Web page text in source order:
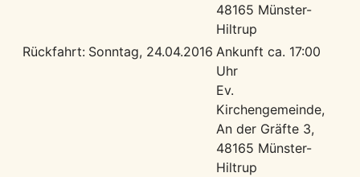
48165 Münster-
Hiltrup
Rückfahrt: Sonntag, 24.04.2016 Ankunft ca. 17:00
Uhr
Ev.
Kirchengemeinde,
An der Gräfte 3,
48165 Münster-
Hiltrup